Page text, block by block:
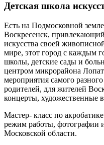
Детская школа
Есть на Подмосковной
Воскресенск,
искусства своей
мире, этот город с каждым
школы, детские сады и
центром микрорайона
мероприятия самого
родителей, для жителей
концерты, художественные
Мастер- класс по
режим работы, фотографии
Московской области.